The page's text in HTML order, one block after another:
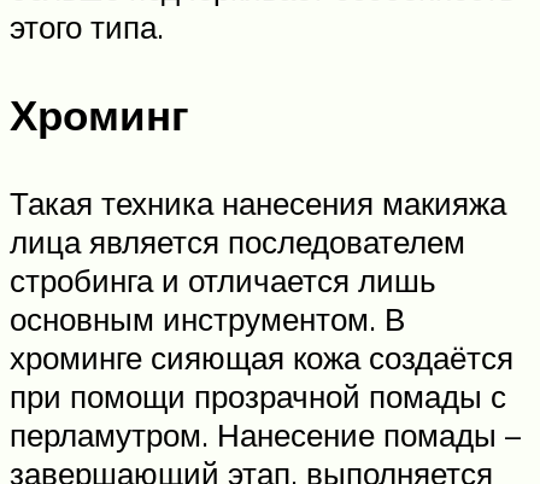
этого типа.
Хроминг
Такая техника нанесения макияжа
лица является последователем
стробинга и отличается лишь
основным инструментом. В
хроминге сияющая кожа создаётся
при помощи прозрачной помады с
перламутром. Нанесение помады –
завершающий этап, выполняется